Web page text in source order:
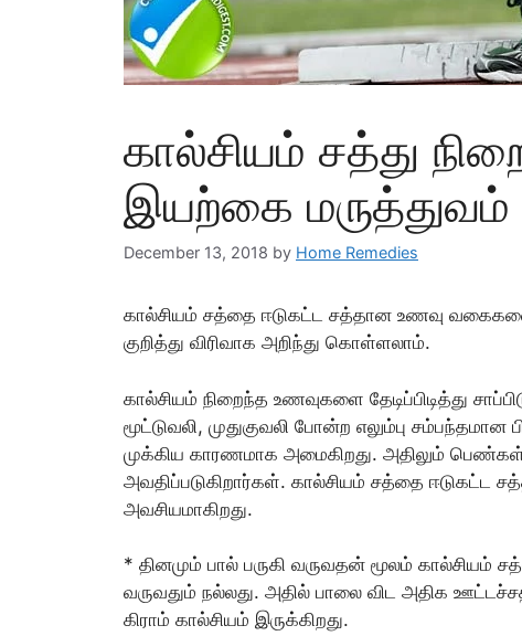
கால்சியம் சத்து
இயற்கை மருத்துவம்
December 13, 2018 by Home Remedies
கால்சியம் சத்தை ஈடுகட்ட சத்தான உணவு வகைகளை
குறித்து விரிவாக அறிந்து கொள்ளலாம்.
கால்சியம் நிறைந்த உணவுகளை தேடிப்பிடித்து
மூட்டுவலி, முதுகுவலி போன்ற எலும்பு சம்பந்தமான
முக்கிய காரணமாக அமைகிறது. அதிலும் பெண்கள்
அவதிப்படுகிறார்கள். கால்சியம் சத்தை ஈடுகட்ட
அவசியமாகிறது.
* தினமும் பால் பருகி வருவதன் மூலம்
வருவதும் நல்லது. அதில் பாலை விட அதிக
கிராம் கால்சியம் இருக்கிறது.